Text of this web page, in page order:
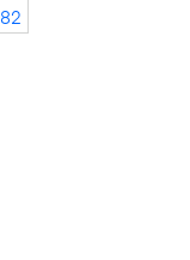
82